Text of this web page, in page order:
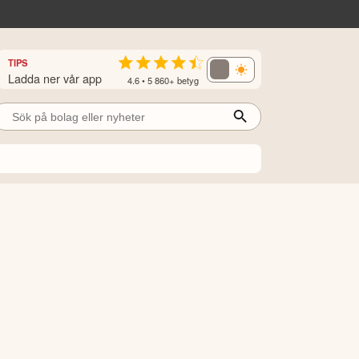
TIPS
Ladda ner vår app 4.6 • 5 860+ betyg